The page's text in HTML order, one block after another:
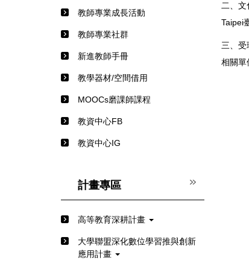
教師專業成長活動
教師專業社群
新進教師手冊
教學器材/空間借用
MOOCs磨課師課程
教資中心FB
教資中心IG
計畫專區
高等教育深耕計畫
⼤學聯盟深化數位學習推與創新
應⽤計畫
二、
Taipei
三、
相關單